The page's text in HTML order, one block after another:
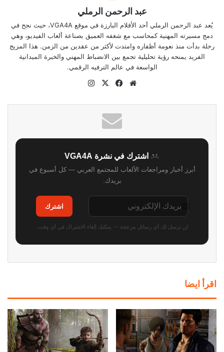
عبد الرحمن الرملي
يُعد عبد الرحمن الرملي أحد الأقلام البارزة في موقع VGA4A، حيث نجح في
دمج مسيرته المهنية كمحاسب مع شغفه العميق بصناعة ألعاب الفيديو، وهي
رحلة بدأت منذ نعومة أظفاره وامتدت لأكثر من عقدين من الزمن. هذا المزيج
الفريد يمنحه رؤية تحليلية تجمع بين الانضباط المهني والخبرة الميدانية
الواسعة في عالم الترفيه الرقمي.
موقع
فيسبوك
‫X
اشترك في نشرة VGA4A
أبرز أخبار ومراجعات الألعاب للمجتمع العربي — كل أسبوع في
بريدك.
اشترك
لن نرسل لك أي رسائل مزعجة — يمكنك إلغاء الاشتراك في أي وقت.
اقرأ ايضا